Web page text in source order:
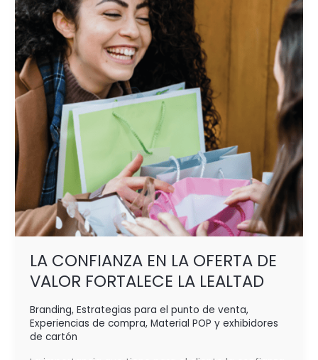
LA CONFIANZA EN LA OFERTA DE
VALOR FORTALECE LA LEALTAD
Branding, Estrategias para el punto de venta,
Experiencias de compra, Material POP y exhibidores
de cartón
LA
OFERTA
DE
VALOR
FORTALECE
LA
LEALTAD